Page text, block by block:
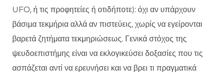
UFO, ή τις προφητείες ή οτιδήποτε): όχι αν υπάρχουν
βάσιμα τεκμήρια αλλά αν πιστεύεις, χωρίς να εγείρονται
βαρετά ζητήματα τεκμηριώσεως. Γενικά στόχος της
ψευδοεπιστήμης είναι να εκλογικεύσει δοξασίες που τις
ασπάζεται αντί να ερευνήσει και να βρει τι πραγματικά